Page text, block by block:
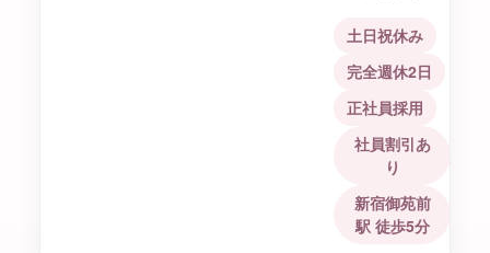
土日祝休み
完全週休2日
正社員採用
社員割引あ
り
新宿御苑前
駅 徒歩5分